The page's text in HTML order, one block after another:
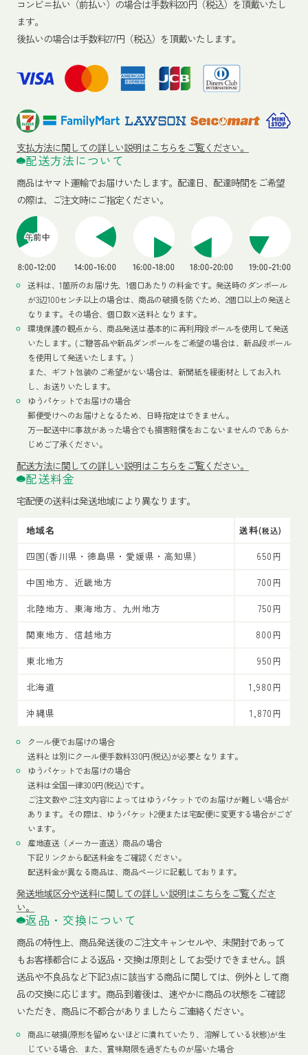
コンビニ払い（前払い）の場合は手数料220円（税込）を頂戴いたし
ます。
後払いの場合は手数料277円（税込）を頂戴いたします。
支払方法に関しての詳しい説明はこちらをご覧ください。
配送方法について
商品はヤマト運輸でお届けいたします。 配達日、配達時間をご希望
の際は、ご注文時にご指定ください。
送料は、1箇所のお届け先、1個口あたりの料金です。発送時のダンボール
が3辺100センチ以上の場合は、商品の破損を防ぐため、2個口以上の発送と
なります。その場合、個口数×送料となります。
環境保護の観点から、商品発送は基本的に再利用段ボールを使用して発送
いたします。(ご贈答品や新品ダンボールをご希望の場合は、新品段ボール
を使用して発送いたします。)
また、ギフト包装のご希望がない場合は、新聞紙を緩衝材としてお入れ
し、お送りいたします。
ゆうパケットでお届けの場合
郵便受けへのお届けとなるため、日時指定はできません。
万一配送中に事故があった場合でも損害賠償をおこないませんのであらか
じめご了承ください。
配送方法に関しての詳しい説明はこちらをご覧ください。
配送料金
宅配便の送料は発送地域により異なります。
地域名 送料(税込)
四国(香川県・徳島県・愛媛県・高知県)
650円
中国地方、近畿地方
700円
北陸地方、東海地方、九州地方
750円
関東地方、信越地方
800円
東北地方
950円
北海道
1,980円
沖縄県
1,870円
クール便でお届けの場合
送料とは別にクール便手数料330円(税込)が必要となります。
ゆうパケットでお届けの場合
送料は全国一律300円(税込)です。
ご注文数やご注文内容によってはゆうパケットでのお届けが難しい場合が
あります。その際は、ゆうパケット2便または宅配便に変更する場合がござ
います。
産地直送（メーカー直送）商品の場合
下記リンクから配送料金をご確認ください。
配送料金が異なる商品は、商品ページに記載しております。
発送地域区分や送料に関しての詳しい説明はこちらをご覧くださ
い。
返品・交換について
商品の特性上、商品発送後のご注文キャンセルや、未開封であって
もお客様都合による返品・交換は原則としてお受けできません。誤
送品や不良品など下記3点に該当する商品に関しては、例外として商
品の交換に応じます。商品到着後は、速やかに商品の状態をご確認
いただき、商品に不都合がありましたらご連絡ください。
商品に破損(原形を留めないほどに潰れていたり、溶解している状態)が生
じている場合、また、賞味期限を過ぎたものが届いた場合